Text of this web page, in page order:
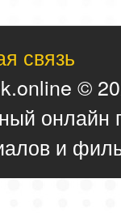
связь
©
онлайн
и